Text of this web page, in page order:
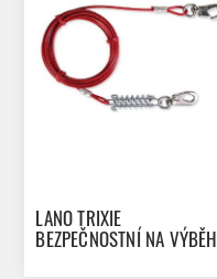
LANO TRIXIE
BEZPEČNOSTNÍ NA VÝBĚH